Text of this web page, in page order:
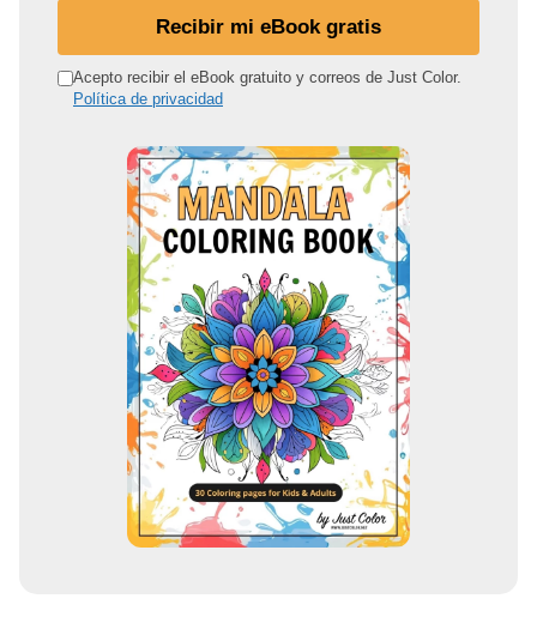
r
Recibir mi eBook gratis
Acepto recibir el eBook gratuito y correos de Just Color.
Política de privacidad